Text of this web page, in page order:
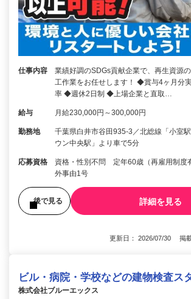
仕事内容
業績好調のSDGs貢献企業で、再生資源
工作業をお任せします！ ◆賞与4ヶ月分
率 ◆週休2日制 ◆上場企業と直取…
給与 月給230,000円～300,000円
勤務地
千葉県白井市谷田935-3／北総線「小室
ウン中央駅」より車で5分
応募資格
資格・性別不問 定年60歳（再雇用制度
外事由1号
後で見る 詳細を見る
更新日： 2026/07/30 掲
ビル・病院・学校などの建物検査ス
株式会社ブルーエックス